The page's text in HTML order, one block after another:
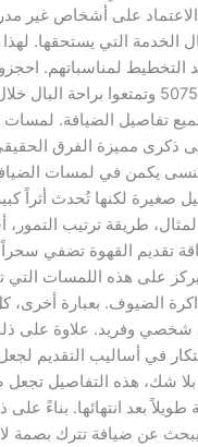
على أشخاص غير
التي يستحقها. لهذا
التخطيط لمناسباتهم.
الرقم 50751003 وتمتعوا براحة
تفاصيل الضيافة. لمسات
ذكرى مميزة الفرق
يكمن في لمسات
صغيرة لكنها تُحدث أثراً
طريقة ترتيب التمور،
تقديم القهوة تضفي سحراً
على هذه اللمسات التي
الضيوف. بعبارة أخرى،
وفريد. علاوة على
في أساليب التقديم
شك، هذه التفاصيل تجعل
بعد انتهائها. بناءً على
عن ضيافة تترك بصمة لا